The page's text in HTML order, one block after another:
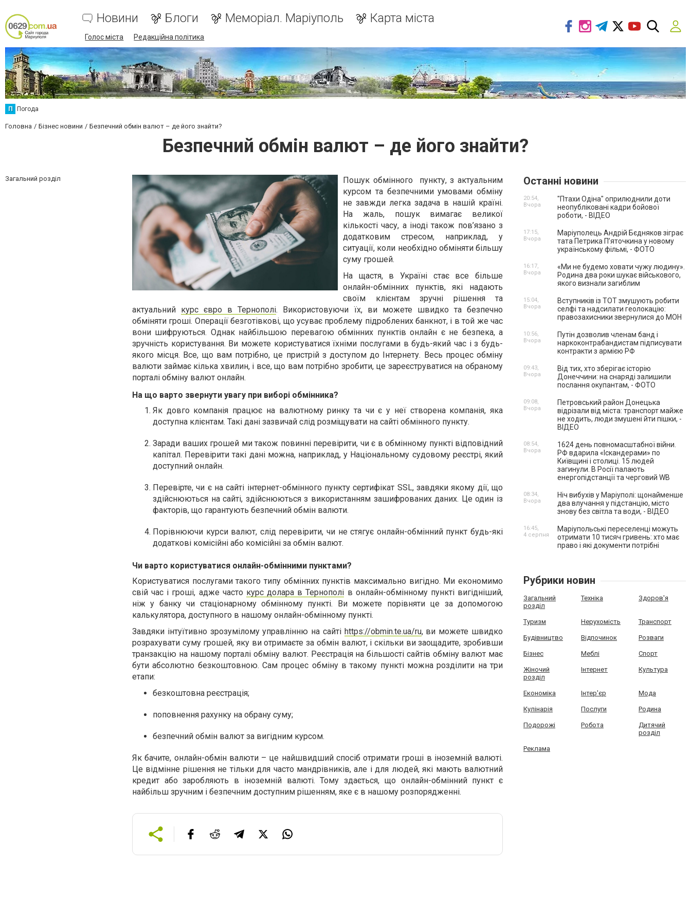
Новини Блоги Меморіал. Маріуполь Карта міста
Голос міста Редакційна політика
П Погода
Головна Бізнес новини Безпечний обмін валют – де його знайти?
Безпечний обмін валют – де його знайти?
Загальний розділ
Пошук обмінного пункту, з актуальним
курсом та безпечними умовами обміну
не завжди легка задача в нашій країні.
На жаль, пошук вимагає великої
кількості часу, а іноді також пов’язано з
додатковим стресом, наприклад, у
ситуації, коли необхідно обміняти більшу
суму грошей.
На щастя, в Україні стає все більше
онлайн-обмінних пунктів, які надають
своїм клієнтам зручні рішення та
актуальний курс євро в Тернополі. Використовуючи їх, ви можете швидко та безпечно
обміняти гроші. Операції безготівкові, що усуває проблему підроблених банкнот, і в той же час
вони шифруються. Однак найбільшою перевагою обмінних пунктів онлайн є не безпека, а
зручність користування. Ви можете користуватися їхніми послугами в будь-який час і з будь-
якого місця. Все, що вам потрібно, це пристрій з доступом до Інтернету. Весь процес обміну
валюти займає кілька хвилин, і все, що вам потрібно зробити, це зареєструватися на обраному
порталі обміну валют онлайн.
На що варто звернути увагу при виборі обмінника?
Як довго компанія працює на валютному ринку та чи є у неї створена компанія, яка
доступна клієнтам. Такі дані зазвичай слід розміщувати на сайті обмінного пункту.
Заради ваших грошей ми також повинні перевірити, чи є в обмінному пункті відповідний
капітал. Перевірити такі дані можна, наприклад, у Національному судовому реєстрі, який
доступний онлайн.
Перевірте, чи є на сайті інтернет-обмінного пункту сертифікат SSL, завдяки якому дії, що
здійснюються на сайті, здійснюються з використанням зашифрованих даних. Це один із
факторів, що гарантують безпечний обмін валюти.
Порівнюючи курси валют, слід перевірити, чи не стягує онлайн-обмінний пункт будь-які
додаткові комісійні або комісійні за обмін валют.
Чи варто користуватися онлайн-обмінними пунктами?
Користуватися послугами такого типу обмінних пунктів максимально вигідно. Ми економимо
свій час і гроші, адже часто курс долара в Тернополі в онлайн-обмінному пункті вигідніший,
ніж у банку чи стаціонарному обмінному пункті. Ви можете порівняти це за допомогою
калькулятора, доступного в нашому онлайн-обмінному пункті.
Завдяки інтуїтивно зрозумілому управлінню на сайті https://obmin.te.ua/ru, ви можете швидко
розрахувати суму грошей, яку ви отримаєте за обмін валют, і скільки ви заощадите, зробивши
транзакцію на нашому порталі обміну валют. Реєстрація на більшості сайтів обміну валют має
бути абсолютно безкоштовною. Сам процес обміну в такому пункті можна розділити на три
етапи:
безкоштовна реєстрація;
поповнення рахунку на обрану суму;
безпечний обмін валют за вигідним курсом.
Як бачите, онлайн-обмін валюти – це найшвидший спосіб отримати гроші в іноземній валюті.
Це відмінне рішення не тільки для часто мандрівників, але і для людей, які мають валютний
кредит або заробляють в іноземній валюті. Тому здається, що онлайн-обмінний пункт є
найбільш зручним і безпечним доступним рішенням, яке є в нашому розпорядженні.
Останні новини
"Птахи Одіна" оприлюднили доти
неопубліковані кадри бойової
роботи, - ВІДЕО
20:54,
Вчора
Маріуполець Андрій Бєдняков зіграє
тата Петрика П’яточкина у новому
українському фільмі, - ФОТО
17:15,
Вчора
«Ми не будемо ховати чужу людину».
Родина два роки шукає військового,
якого визнали загиблим
16:17,
Вчора
Вступників із ТОТ змушують робити
селфі та надсилати геолокацію:
правозахисники звернулися до МОН
15:04,
Вчора
Путін дозволив членам банд і
наркоконтрабандистам підписувати
контракти з армією РФ
10:56,
Вчора
Від тих, хто зберігає історію
Донеччини: на снаряді залишили
послання окупантам, - ФОТО
09:43,
Вчора
Петровський район Донецька
відрізали від міста: транспорт майже
не ходить, люди змушені йти пішки, -
ВІДЕО
09:08,
Вчора
1624 день повномасштабної війни.
РФ вдарила «Іскандерами» по
Київщині і столиці. 15 людей
загинули. В Росії палають
енергопідстанції та черговий WB
08:54,
Вчора
Ніч вибухів у Маріуполі: щонайменше
два влучання у підстанцію, місто
знову без світла та води, - ВІДЕО
08:34,
Вчора
Маріупольські переселенці можуть
отримати 10 тисяч гривень: хто має
право і які документи потрібні
16:45,
4 серпня
Рубрики новин
Загальний
розділ
Техніка Здоров'я
Туризм Нерухомість Транспорт
Будівництво Відпочинок Розваги
Бізнес Меблі Спорт
Жіночий
розділ
Інтернет Культура
Економіка Інтер'єр Мода
Кулінарія Послуги Родина
Подорожі Робота
Дитячий
розділ
Реклама